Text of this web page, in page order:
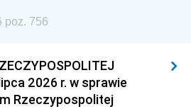
poz. 756
2026 r. w sprawie
Rzeczypospolitej